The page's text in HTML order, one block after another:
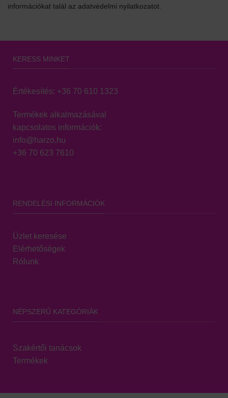
információkat talál az adatvédelmi nyilatkozatot.
KERESS MINKET
Értékesítés: +36 70 610 1323
Termékek alkalmazásával
kapcsolatos információk:
info@harzo.hu
+36 70 623 7610
RENDELÉSI INFORMÁCIÓK
Üzlet keresése
Elérhetőségek
Rólunk
NÉPSZERŰ KATEGÓRIÁK
Szakértői tanácsok
Termékek